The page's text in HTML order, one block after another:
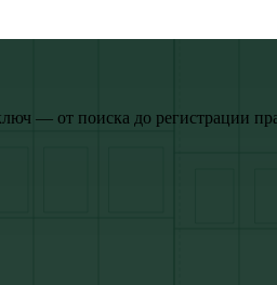
— от поиска до регистрации